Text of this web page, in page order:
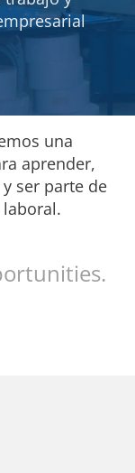
una
aprender,
ser parte de